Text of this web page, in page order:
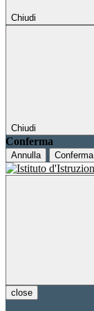
Chiudi
Chiudi
Conferma
Annulla Conferma
close